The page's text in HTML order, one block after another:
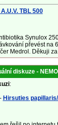
TBL 500
Synulox
převést na
Medrol. Děkuji
diskuze -
:
- Hirsuties